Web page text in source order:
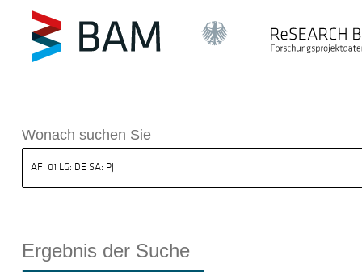
BAM
Wonach suchen Sie
Ergebnis der Suche